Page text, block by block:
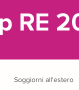
RE
Soggiorni all'estero